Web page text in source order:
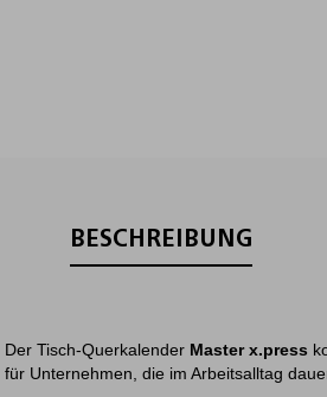
BESCHREIBUNG
Der Tisch-Querkalender Master x.press
für Unternehmen, die im Arbeitsalltag